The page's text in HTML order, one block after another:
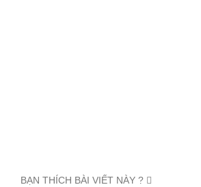
BẠN THÍCH BÀI VIẾT NÀY ?